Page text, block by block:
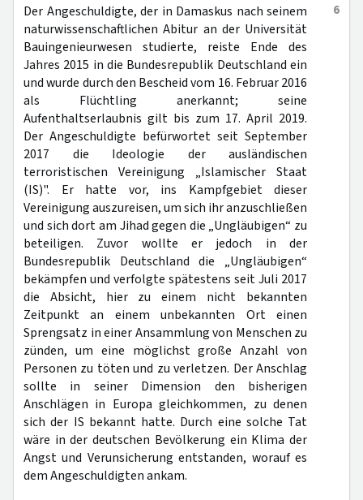
6
Der Angeschuldigte, der in Damaskus nach seinem
naturwissenschaftlichen Abitur an der Universität
Bauingenieurwesen studierte, reiste Ende des
Jahres 2015 in die Bundesrepublik Deutschland ein
und wurde durch den Bescheid vom 16. Februar 2016
als Flüchtling anerkannt; seine
Aufenthaltserlaubnis gilt bis zum 17. April 2019.
Der Angeschuldigte befürwortet seit September
2017 die Ideologie der ausländischen
terroristischen Vereinigung „Islamischer Staat
(IS)". Er hatte vor, ins Kampfgebiet dieser
Vereinigung auszureisen, um sich ihr anzuschließen
und sich dort am Jihad gegen die „Ungläubigen“ zu
beteiligen. Zuvor wollte er jedoch in der
Bundesrepublik Deutschland die „Ungläubigen“
bekämpfen und verfolgte spätestens seit Juli 2017
die Absicht, hier zu einem nicht bekannten
Zeitpunkt an einem unbekannten Ort einen
Sprengsatz in einer Ansammlung von Menschen zu
zünden, um eine möglichst große Anzahl von
Personen zu töten und zu verletzen. Der Anschlag
sollte in seiner Dimension den bisherigen
Anschlägen in Europa gleichkommen, zu denen
sich der IS bekannt hatte. Durch eine solche Tat
wäre in der deutschen Bevölkerung ein Klima der
Angst und Verunsicherung entstanden, worauf es
dem Angeschuldigten ankam.